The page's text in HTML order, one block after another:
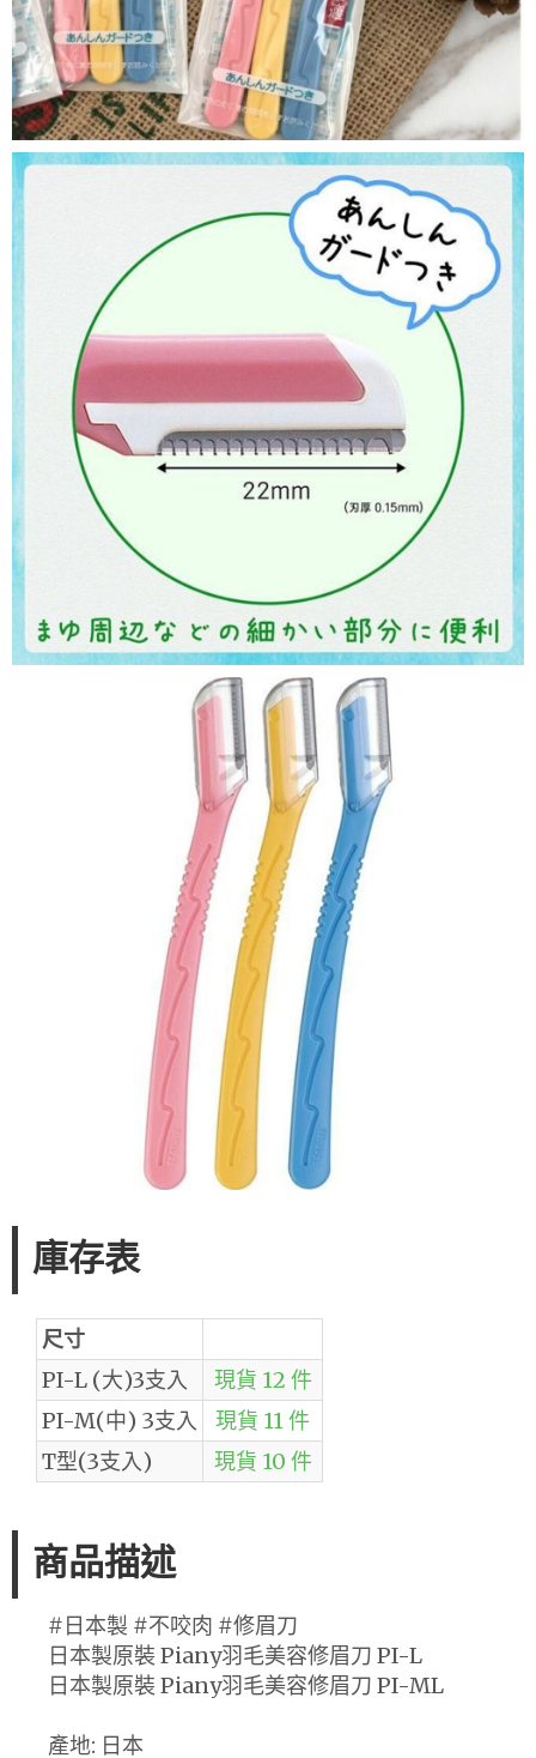
庫存表
尺寸
PI-L (大)3支入
現貨 12 件
PI-M(中) 3支入
現貨 11 件
T型(3支入)
現貨 10 件
商品描述
#日本製 #不咬肉 #修眉刀
日本製原裝 Piany羽毛美容修眉刀 PI-L
日本製原裝 Piany羽毛美容修眉刀 PI-ML
產地: 日本